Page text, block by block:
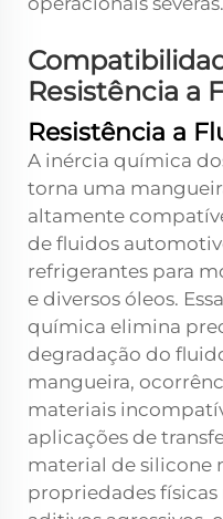
Resistência a
Resistência a
A inércia química
torna uma
altamente
de fluidos
refrigerantes para
e diversos óleos.
química elimina
degradação do
mangueira,
materiais
aplicações de
material de silicone
propriedades